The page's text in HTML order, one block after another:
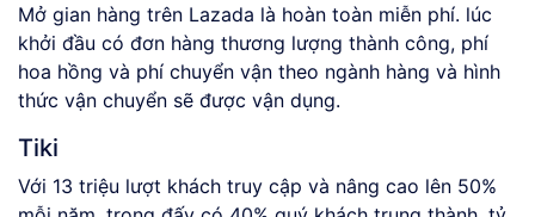
Mở gian hàng trên Lazada là hoàn toàn miễn phí. lúc
khởi đầu có đơn hàng thương lượng thành công, phí
hoa hồng và phí chuyển vận theo ngành hàng và hình
thức vận chuyển sẽ được vận dụng.
Tiki
Với 13 triệu lượt khách truy cập và nâng cao lên 50%